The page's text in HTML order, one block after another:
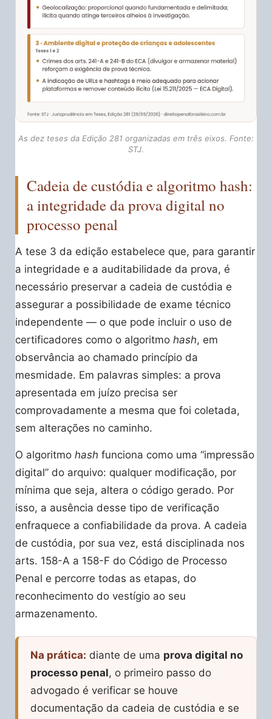
As dez teses da Edição 281 organizadas em três eixos. Fonte:
STJ.
Cadeia de custódia e algoritmo hash:
a integridade da prova digital no
processo penal
A tese 3 da edição estabelece que, para garantir
a integridade e a auditabilidade da prova, é
necessário preservar a cadeia de custódia e
assegurar a possibilidade de exame técnico
independente — o que pode incluir o uso de
certificadores como o algoritmo hash, em
observância ao chamado princípio da
mesmidade. Em palavras simples: a prova
apresentada em juízo precisa ser
comprovadamente a mesma que foi coletada,
sem alterações no caminho.
O algoritmo hash funciona como uma “impressão
digital” do arquivo: qualquer modificação, por
mínima que seja, altera o código gerado. Por
isso, a ausência desse tipo de verificação
enfraquece a confiabilidade da prova. A cadeia
de custódia, por sua vez, está disciplinada nos
arts. 158-A a 158-F do Código de Processo
Penal e percorre todas as etapas, do
reconhecimento do vestígio ao seu
armazenamento.
Na prática: diante de uma prova digital no
processo penal, o primeiro passo do
advogado é verificar se houve
documentação da cadeia de custódia e se